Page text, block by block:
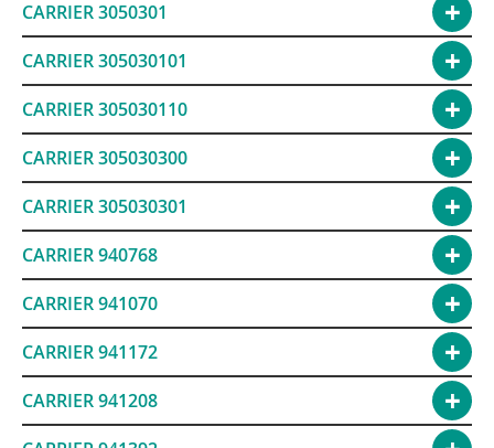
CARRIER 3050301
CARRIER 305030101
CARRIER 305030110
CARRIER 305030300
CARRIER 305030301
CARRIER 940768
CARRIER 941070
CARRIER 941172
CARRIER 941208